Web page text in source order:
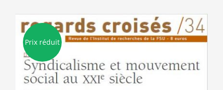
plusieurs
variations.
Les
options
être
choisies
Prix réduit